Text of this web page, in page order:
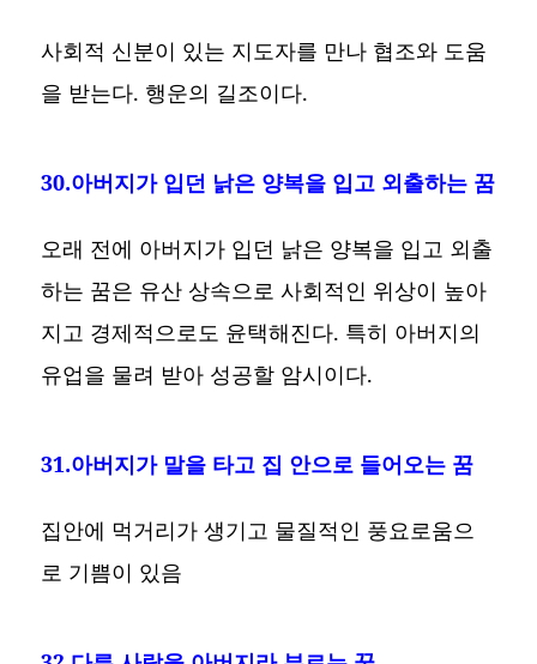
사회적 신분이 있는 지도자를 만나 협조와 도움
을 받는다. 행운의 길조이다.
30.아버지가 입던 낡은 양복을 입고 외출하는 꿈
오래 전에 아버지가 입던 낡은 양복을 입고 외출
하는 꿈은 유산 상속으로 사회적인 위상이 높아
지고 경제적으로도 윤택해진다. 특히 아버지의
유업을 물려 받아 성공할 암시이다.
31.아버지가 말을 타고 집 안으로 들어오는 꿈
집안에 먹거리가 생기고 물질적인 풍요로움으
로 기쁨이 있음